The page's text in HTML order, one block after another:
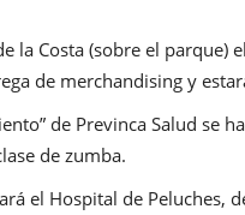
la Costa (sobre el parque)
de merchandising y
de Previnca Salud se
de zumba.
el Hospital de Peluches,